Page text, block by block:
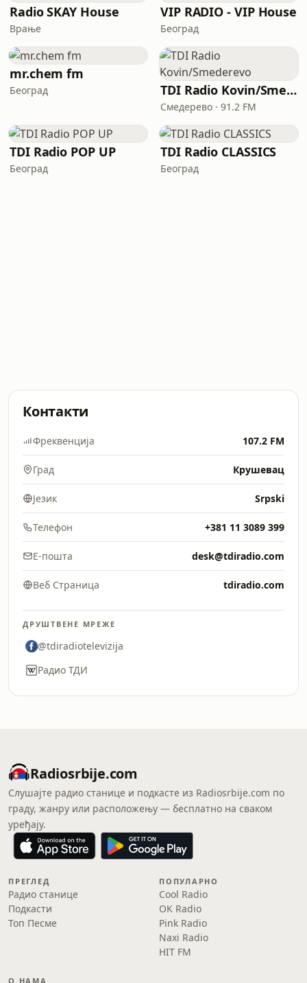
Radio SKAY House
Врање
VIP RADIO - VIP House
Београд
mr.chem fm
Београд TDI Radio Kovin/Smederevo
Смедерево · 91.2 FM
TDI Radio POP UP
Београд
TDI Radio CLASSICS
Београд
Контакти
Фреквенција 107.2 FM
Град Крушевац
Језик Srpski
Телефон +381 11 3089 399
Е-пошта desk@tdiradio.com
Веб Страница tdiradio.com
ДРУШТВЕНЕ МРЕЖЕ
@tdiradiotelevizija
Радио ТДИ
Radiosrbije.com
Слушајте радио станице и подкасте из Radiosrbije.com по
граду, жанру или расположењу — бесплатно на сваком
уређају.
ПРЕГЛЕД
Радио станице
Подкасти
Топ Песме
ПОПУЛАРНО
Cool Radio
OK Radio
Pink Radio
Naxi Radio
HIT FM
О НАМА